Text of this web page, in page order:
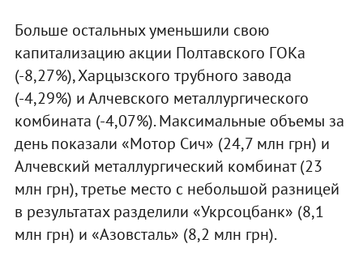
Больше остальных уменьшили свою
капитализацию акции Полтавского ГОКа
(-8,27%), Харцызского трубного завода
(-4,29%) и Алчевского металлургического
комбината (-4,07%). Максимальные объемы за
день показали «Мотор Сич» (24,7 млн грн) и
Алчевский металлургический комбинат (23
млн грн), третье место с небольшой разницей
в результатах разделили «Укрсоцбанк» (8,1
млн грн) и «Азовсталь» (8,2 млн грн).